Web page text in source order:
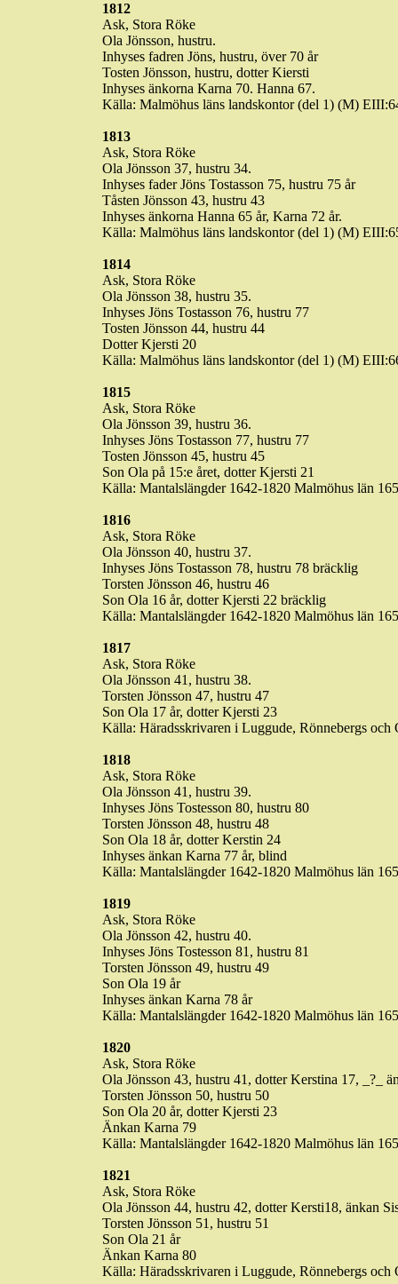
1812
Ask, Stora Röke
Ola Jönsson, hustru.
Inhyses fadren Jöns, hustru, över 70 år
Tosten Jönsson, hustru, dotterKiersti
Inhyses änkorna Karna 70. Hanna 67.
Källa: Malmöhus läns landskontor (del 1) (M)
1813
Ask, Stora Röke
Ola Jönsson 37, hustru 34.
Inhyses fader Jöns Tostasson 75, hustru 75 år
Tåsten Jönsson 43, hustru 43
Inhyses änkorna Hanna 65 år, Karna 72 år.
Källa: Malmöhus läns landskontor (del 1) (M)
1814
Ask, Stora Röke
Ola Jönsson 38, hustru 35.
Inhyses Jöns Tostasson 76, hustru 77
Tosten Jönsson 44, hustru 44
Dotter Kjersti 20
Källa: Malmöhus läns landskontor (del 1) (M)
1815
Ask, Stora Röke
Ola Jönsson 39, hustru 36.
Inhyses Jöns Tostasson 77, hustru 77
Tosten Jönsson 45, hustru 45
Son Ola på 15:e året, dotter Kjersti 21
Källa: Mantalslängder 1642-1820 Malmöhus län
1816
Ask, Stora Röke
Ola Jönsson 40, hustru 37.
Inhyses Jöns Tostasson 78, hustru 78 bräcklig
Torsten Jönsson 46, hustru 46
Son Ola 16 år, dotter Kjersti 22 bräcklig
Källa: Mantalslängder 1642-1820 Malmöhus län
1817
Ask, Stora Röke
Ola Jönsson 41, hustru 38.
Torsten Jönsson 47, hustru 47
Son Ola 17 år, dotter Kjersti 23
Källa: Häradsskrivaren i Luggude, Rönnebergs och
1818
Ask, Stora Röke
Ola Jönsson 41, hustru 39.
Inhyses Jöns Tostesson 80, hustru 80
Torsten Jönsson 48, hustru 48
Son Ola 18 år, dotter Kerstin 24
Inhyses änkan Karna 77 år, blind
Källa: Mantalslängder 1642-1820 Malmöhus län
1819
Ask, Stora Röke
Ola Jönsson 42, hustru 40.
Inhyses Jöns Tostesson 81, hustru 81
Torsten Jönsson 49, hustru 49
Son Ola 19 år
Inhyses änkan Karna 78 år
Källa: Mantalslängder 1642-1820 Malmöhus län
1820
Ask, Stora Röke
Ola Jönsson 43, hustru 41, dotterKerstina 17, _?_
Torsten Jönsson 50, hustru 50
Son Ola 20 år, dotter Kjersti 23
Änkan Karna 79
Källa: Mantalslängder 1642-1820 Malmöhus län
1821
Ask, Stora Röke
Ola Jönsson 44, hustru 42, dotter Kersti18, änkan
Torsten Jönsson 51, hustru 51
Son Ola 21 år
Änkan Karna 80
Källa: Häradsskrivaren i Luggude, Rönnebergs och